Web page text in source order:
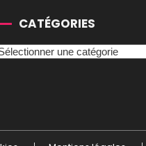
CATÉGORIES